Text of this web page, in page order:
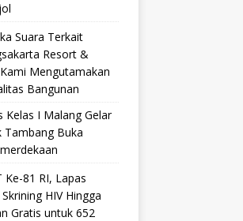
Suara Terkait
Resort &
Mengutamakan
Bangunan
Kelas I Malang Gelar
Tambang Buka
Ke-81 RI, Lapas
HIV Hingga
Gratis untuk 652